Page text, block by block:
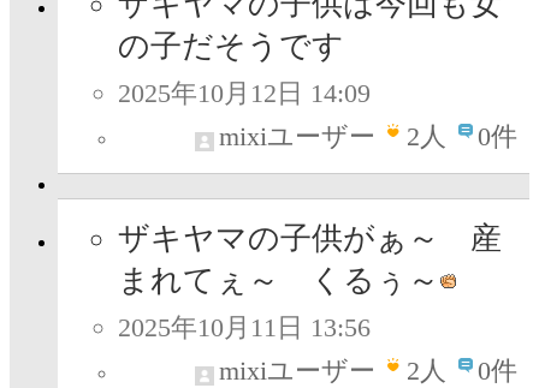
の子だそうです
2025年10月12日 14:09
mixiユーザー
2人 0件
ザキヤマの子供がぁ～ 産
まれてぇ～ くるぅ～
2025年10月11日 13:56
mixiユーザー
2人 0件